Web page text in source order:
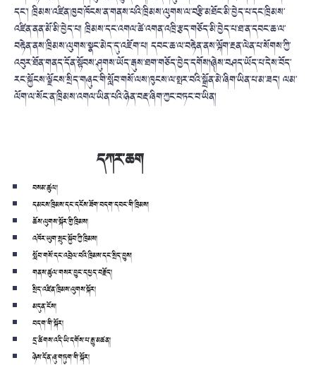
དང་། ཁྲིམས་འཛིན་ཁྱབ་ཁོངས་ན་གནས་པའི་ཁྲིམས་ལུགས་ལ་བརྩི་མཐོང་མི་བྱེད་པ་དང་ཁྲིམས་
འཛིན་ནན་མོ་མི་བྱེད་པ། ཁྲིམས་དང་འགལ་ཚེ་འགན་འཁྲི་རྩད་གཅོད་མི་བྱེད་པ་ཐ་ན་དབང་ཆ་ལ་
བརྟེན་ནས་ཁྲིམས་ལུགས་སྣང་མེད་དུ་འཇོག་པ། དབང་ཆ་ལ་བརྟེན་ནས་ལྐོག་རྔན་ལེན་པ་སོགས་ཀྱི་
འབུར་ཐོན་གནད་དོན་སྟོབས་ཤུགས་ཡོད་རྒུས་ཐག་གཅོད་བྱེད་དགོས།༽ཞེས་བཤད་ཡོད་པ་དེས་བོད་
རང་སྐྱོངས་ལྗོངས་སྲིད་གཞུང་གི་སློབ་གསོ་ལས་ཁུངས་ལ་སྤར་བའི་སྒྲོན་མེ་ཞིག་ཡིན་པ་མ་ཟད། ལམ་
ལོག་ལ་སོང་ན་ཁྲིམས་འགལ་ཡིན་པའི་ཉེན་བརྡ་ཞིག་ཀྱང་བཏང་བ་ཡིན།
དཀར་ཆག
བསམ་ཚུལ།
དམངས་ཁྲིམས་དང་དངོས་ཟོག་བདག་དབང་གི་ཁྲིམས།
ཆོས་ལུགས་སྐོར་གྱི་ཁྲིམས།
འཁོར་ཡུག་སྲུང་སྐྱོབ་ཀྱི་ཁྲིམས།
སློབ་གསོ་དང་འབྲེལ་བའི་ཁྲིམས་དང་སྲིད་བྱུས།
གནས་ཚུལ་གསར་བྱུང་དཔྱད་བརྗོད།
སྲིད་འཛིན་ཁྲིམས་ལུགས་སྐོར།
མདུན་ངོས།
བདག་གི་སྐོར།
དྲ་ཚིགས་འདི་ཡི་དགོས་པ་རྒྱུ་མཚན།
ཉེས་དོན་ཞུ་གཏུག་གི་སྐོར།